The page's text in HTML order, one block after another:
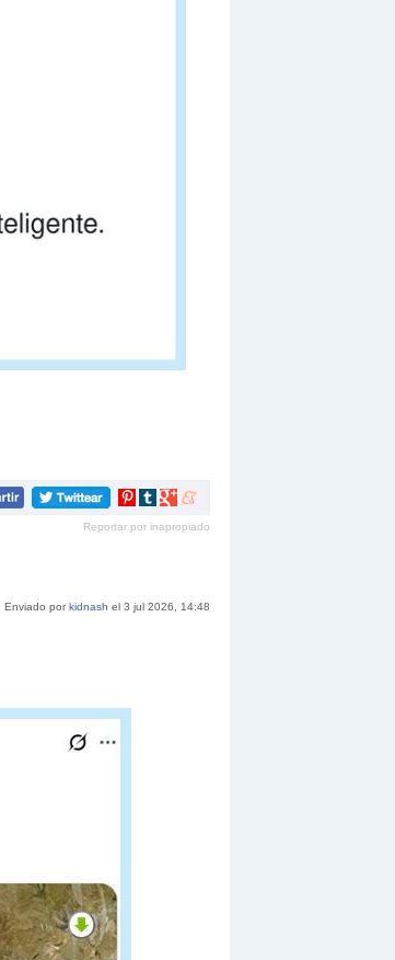
Compartir
Pinterest
Compartir
tumblr
Compartir
Google+
Compartir
meneame
Reportar por inapropiado
Enviado porkidnash el 3 jul 2026, 14:48